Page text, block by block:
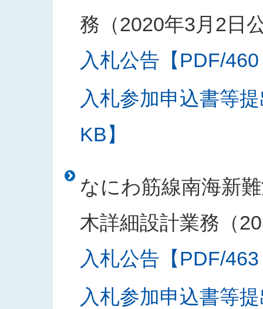
務（2020年3月2日
入札公告【PDF/
入札参加申込書等
KB】
なにわ筋線南海新
木詳細設計業務（
入札公告【PDF/
入札参加申込書等